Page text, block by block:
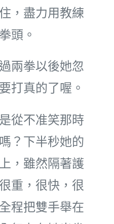
，盡力用教練
頭。
兩拳以後她忽
打真的了喔。
從不准笑那時
？下半秒她的
，雖然隔著護
重，很快，很
程把雙手舉在